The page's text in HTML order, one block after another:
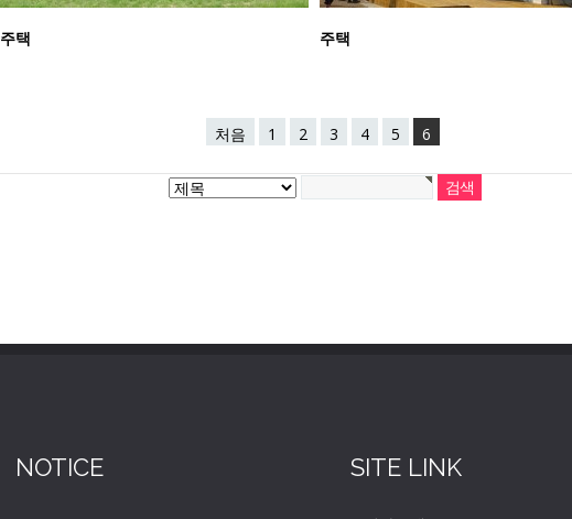
주택 주택
처음 1 2 3 4 5 6
NOTICE SITE LINK